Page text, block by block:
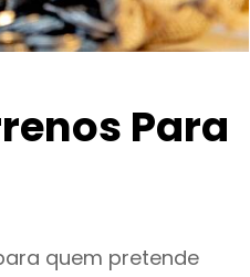
Para
quem pretende